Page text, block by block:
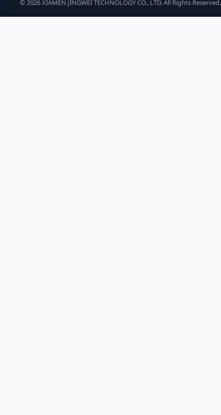
© 2026XIAMEN JINGWEI TECHNOLOGY CO., LTD. All Rights Reserved.